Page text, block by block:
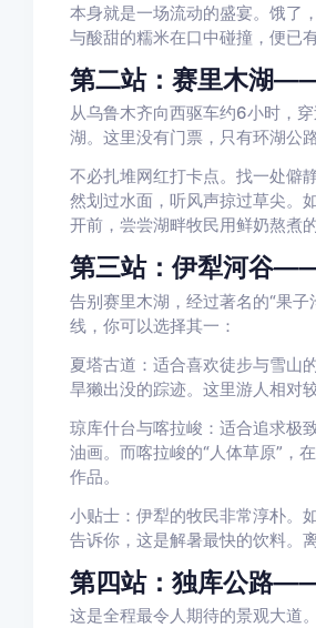
本身就是一场流动的盛宴。饿了
与酸甜的糯米在口中碰撞，便已
第二站：赛里木湖
从乌鲁木齐向西驱车约6小时，
湖。这里没有门票，只有环湖公
不必扎堆网红打卡点。找一处僻
然划过水面，听风声掠过草尖。
开前，尝尝湖畔牧民用鲜奶熬煮
第三站：伊犁河谷
告别赛里木湖，经过著名的“果
线，你可以选择其一：
夏塔古道：适合喜欢徒步与雪山
旱獭出没的踪迹。这里游人相对
琼库什台与喀拉峻：适合追求极
油画。而喀拉峻的“人体草原”，
作品。
小贴士：伊犁的牧民非常淳朴。
告诉你，这是解暑最快的饮料。
第四站：独库公路
这是全程最令人期待的景观大道